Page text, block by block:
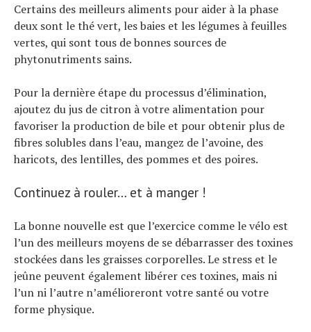
Certains des meilleurs aliments pour aider à la phase
deux sont le thé vert, les baies et les légumes à feuilles
vertes, qui sont tous de bonnes sources de
phytonutriments sains.
Pour la dernière étape du processus d’élimination,
ajoutez du jus de citron à votre alimentation pour
favoriser la production de bile et pour obtenir plus de
fibres solubles dans l’eau, mangez de l’avoine, des
haricots, des lentilles, des pommes et des poires.
Continuez à rouler… et à manger !
La bonne nouvelle est que l’exercice comme le vélo est
l’un des meilleurs moyens de se débarrasser des toxines
stockées dans les graisses corporelles. Le stress et le
jeûne peuvent également libérer ces toxines, mais ni
l’un ni l’autre n’amélioreront votre santé ou votre
forme physique.